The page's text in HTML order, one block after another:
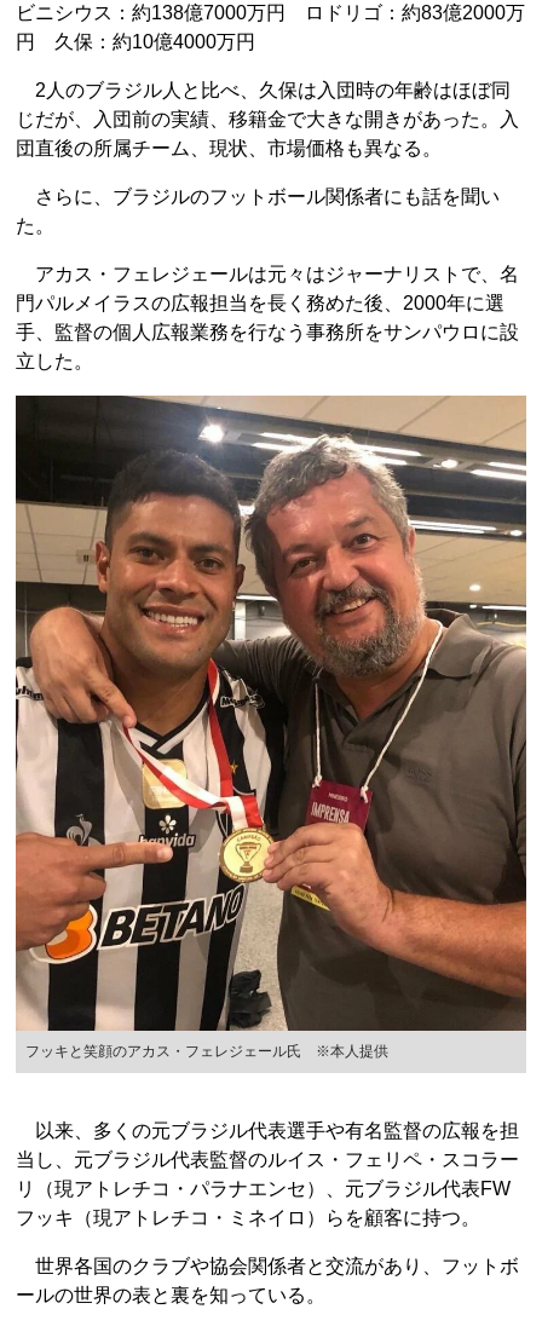
ビニシウス：約138億7000万円 ロドリゴ：約83億2000万
円 久保：約10億4000万円
2人のブラジル人と比べ、久保は入団時の年齢はほぼ同
じだが、入団前の実績、移籍金で大きな開きがあった。入
団直後の所属チーム、現状、市場価格も異なる。
さらに、ブラジルのフットボール関係者にも話を聞い
た。
アカス・フェレジェールは元々はジャーナリストで、名
門パルメイラスの広報担当を長く務めた後、2000年に選
手、監督の個人広報業務を行なう事務所をサンパウロに設
立した。
フッキと笑顔のアカス・フェレジェール氏 ※本人提供
以来、多くの元ブラジル代表選手や有名監督の広報を担
当し、元ブラジル代表監督のルイス・フェリペ・スコラー
リ（現アトレチコ・パラナエンセ）、元ブラジル代表FW
フッキ（現アトレチコ・ミネイロ）らを顧客に持つ。
世界各国のクラブや協会関係者と交流があり、フットボ
ールの世界の表と裏を知っている。